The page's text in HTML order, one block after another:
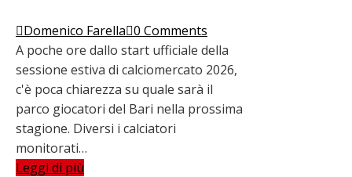
Domenico Farella 0 Comments
A poche ore dallo start ufficiale della
sessione estiva di calciomercato 2026,
c'è poca chiarezza su quale sarà il
parco giocatori del Bari nella prossima
stagione. Diversi i calciatori
monitorati…
Leggi di più